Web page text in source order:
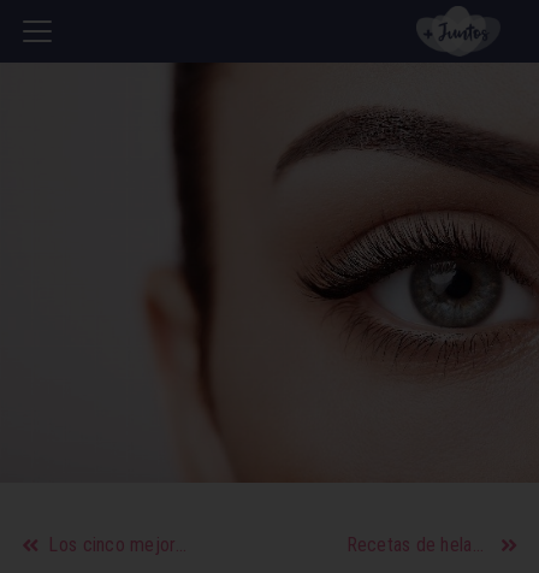
Los cinco mejores hábitos que te ayudarán a cuidar tu metabolismo Recetas de helados fáciles para principiantes paso a paso